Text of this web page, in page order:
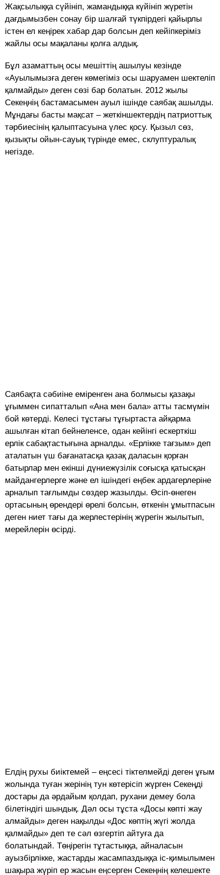
Жақсылыққа сүйініп, жамандыққа күйініп жүретін
дағдымызбен сонау бір шалғай түкпірдегі қайырлы
істен ел кеңірек хабар дар болсын деп кейіпкеріміз
жайлы осы мақаланы қолға алдық.
Бұл азаматтың осы мешіттің ашылуы кезінде
«Ауылымызға деген көмегіміз осы шаруамен шектеліп
қалмайды» деген сөзі бар болатын. 2012 жылы
Секеңнің бастамасымен ауыл ішінде саябақ ашылды.
Мұндағы басты мақсат – жеткіншектердің патриоттық
тәрбиесінің қалыптасуына үлес қосу. Қызыл сөз,
қызықты ойын-сауық түрінде емес, склуптуралық
негізде.
Саябақта сәбиіне еміренген ана болмысы қазақы
ұғыммен сипатталып «Ана мен бала» атты тасмүмін
бой көтерді. Келесі тұстағы тұғыртаста айқарма
ашылған кітап бейнеленсе, одан кейінгі ескерткіш
ерлік сабақтастығына арналды. «Ерлікке тағзым» деп
аталатын үш бағанатасқа қазақ даласын қорған
батырлар мен екінші дүниежүзілік соғысқа қатысқан
майдангерлерге және ел ішіндегі еңбек ардагерлеріне
арналып тағлымды сөздер жазылды. Өсіп-өнеген
ортасының өрендері өрелі болсын, өткенін ұмытпасын
деген ниет тағы да жерлестерінің жүрегін жылытып,
мерейлерін өсірді.
Елдің рухы биіктемей – еңсесі тіктелмейді деген ұғым
жолында туған жерінің тун көтерісіп жүрген Секеңді
достары да әрдайым қолдап, рухани демеу бола
білетіндігі шындық. Дәл осы тұста «Досы көпті жау
алмайды» деген нақылды «Дос көптің жүгі жолда
қалмайды» деп те сәл өзгертіп айтуға да
болатындай. Төңірегін тұтастыққа, айналасын
ауызбірлікке, жастарды жасампаздыққа іс-қимылымен
шақыра жүріп ер жасын еңсерген Секеңнің келешекте